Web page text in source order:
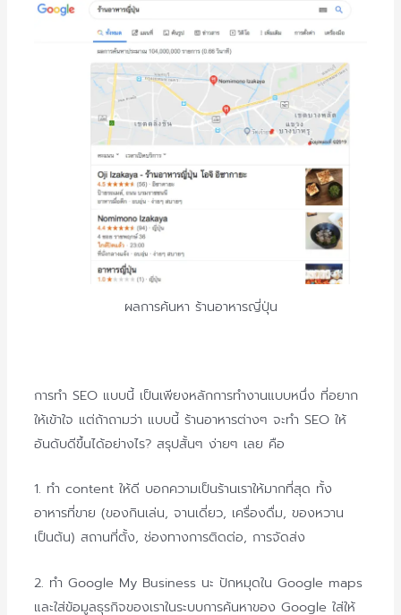
ผลการค้นหา ร้านอาหารญี่ปุ่น
การทำ SEO แบบนี้ เป็นเพียงหลักการทำงานแบบหนึ่ง ที่อยาก
ให้เข้าใจ แต่ถ้าถามว่า แบบนี้ ร้านอาหารต่างๆ จะทำ SEO ให้
อันดับดีขึ้นได้อย่างไร? สรุปสั้นๆ ง่ายๆ เลย คือ
1. ทำ content ให้ดี บอกความเป็นร้านเราให้มากที่สุด ทั้ง
อาหารที่ขาย (ของกินเล่น, จานเดี่ยว, เครื่องดื่ม, ของหวาน
เป็นต้น) สถานที่ตั้ง, ช่องทางการติดต่อ, การจัดส่ง
2. ทำ Google My Business นะ ปักหมุดใน Google maps
และใส่ข้อมูลธุรกิจของเราในระบบการค้นหาของ Google ใส่ให้